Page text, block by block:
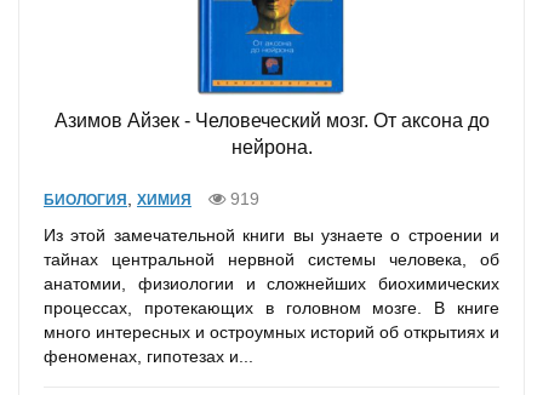
Азимов Айзек - Человеческий мозг. От аксона до
нейрона.
БИОЛОГИЯ ХИМИЯ
919
Из этой замечательной книги вы узнаете о строении и
тайнах центральной нервной системы человека, об
анатомии, физиологии и сложнейших биохимических
процессах, протекающих в головном мозге. В книге
много интересных и остроумных историй об открытиях и
феноменах, гипотезах и...